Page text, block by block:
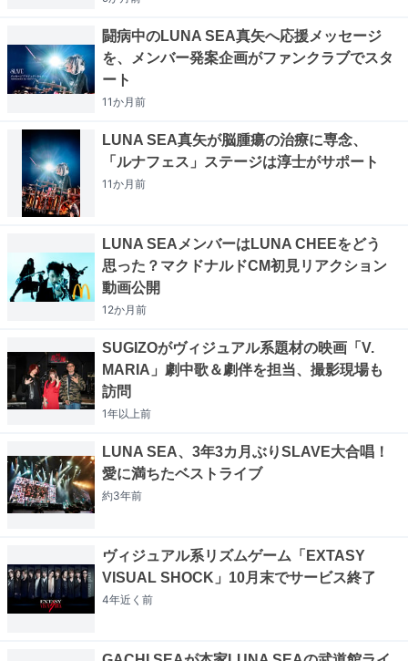
闘病中のLUNA SEA真矢へ応援メッセージ
を、メンバー発案企画がファンクラブでスタ
ート
11か月前
LUNA SEA真矢が脳腫瘍の治療に専念、
「ルナフェス」ステージは淳士がサポート
11か月前
LUNA SEAメンバーはLUNA CHEEをどう
思った？マクドナルドCM初見リアクション
動画公開
12か月前
SUGIZOがヴィジュアル系題材の映画「V.
MARIA」劇中歌＆劇伴を担当、撮影現場も
訪問
1年以上前
LUNA SEA、3年3カ月ぶりSLAVE大合唱！
愛に満ちたベストライブ
約3年前
ヴィジュアル系リズムゲーム「EXTASY
VISUAL SHOCK」10月末でサービス終了
4年近く 前